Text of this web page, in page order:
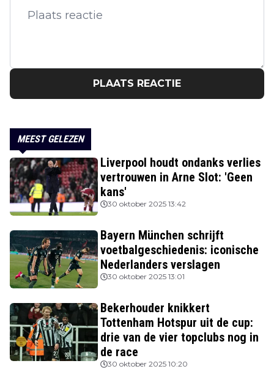
PLAATS REACTIE
MEEST GELEZEN
Liverpool houdt ondanks verlies
vertrouwen in Arne Slot: 'Geen
kans'
30 oktober 2025 13:42
Bayern München schrijft
voetbalgeschiedenis: iconische
Nederlanders verslagen
30 oktober 2025 13:01
Bekerhouder knikkert
Tottenham Hotspur uit de cup:
drie van de vier topclubs nog in
de race
30 oktober 2025 10:20